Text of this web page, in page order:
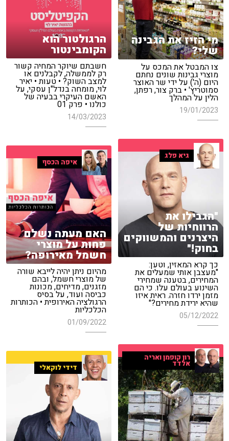
הרגולטור הוא
הקומבינטור
חשבתם שיוקר המחיה קשור
רק לממשלה, לקבלנים או
למצב השוק? • טעות • יאיר
לוי, מומחה בנדל"ן עסקי, על
האשם העיקרי בבעיה של
כולנו • פרק 01
14/03/2023
מי הזיז את הגבינה
שלי?
צו המבטל את המכס על
מוצרי גבינות שונים נחתם
היום (ה') על ידי שר האוצר
סמוטריץ' • ברק צור, רפתן,
הלין על המהלך
19/01/2023
גיא פלג
"הגבילו את
הרווחיות של
היצרנים והמשווקים
בחוק!"
כך קרא המאזין, וטען:
"מעצבן אותי שמעלים את
המחירים, בטענה שמחירי
השינוע בעולם עלו. כי הם
מזמן ירדו חזרה. ראית איזו
שהיא ירידת מחירים?"
05/12/2022
איפה הכסף
האם מעתה נשלם
פחות על מוצרי
חשמל מאירופה?
מהיום ניתן יהיה לייבא שורה
של מוצרי חשמל, ובהם
מזגנים, מדיחים, מכונות
כביסה ועוד, על בסיס
הרגולציה האירופית • הכותרות
הכלכליות
01/09/2022
רון קופמן ואריה
אלדד דידי לוקאלי